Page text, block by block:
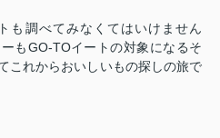
も調べてみなくてはいけません
もGO-TOイートの対象になるそ
これからおいしいもの探しの旅で